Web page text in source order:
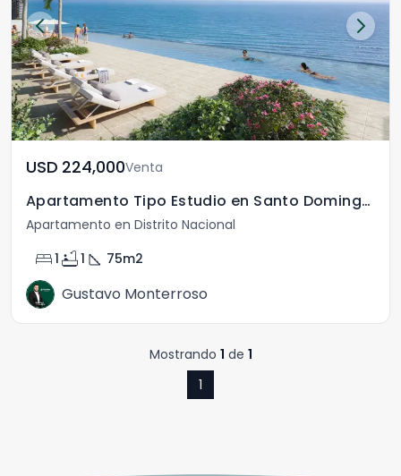
USD	224,000Venta
Apartamento Tipo Estudio en Santo Domingo RD
Apartamento en Distrito Nacional
bed1 bathtub1 square_foot 75m2
Gustavo Monterroso
Mostrando 1 de 1
1